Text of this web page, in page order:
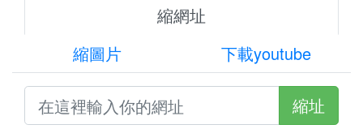
縮網址
縮圖片
下載youtube
縮址